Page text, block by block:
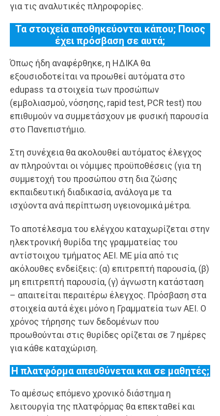
για τις αναλυτικές πληροφορίες.
Τα στοιχεία αποθηκεύονται κάπου; Ποιος
έχει πρόσβαση σε αυτά;
Όπως ήδη αναφέρθηκε, η ΗΔΙΚΑ θα
εξουσιοδοτείται να προωθεί αυτόματα στο
edupass τα στοιχεία των προσώπων
(εμβολιασμού, νόσησης, rapid test, PCR test) που
επιθυμούν να συμμετάσχουν με φυσική παρουσία
στο Πανεπιστήμιο.
Στη συνέχεια θα ακολουθεί αυτόματος έλεγχος
αν πληρούνται οι νόμιμες προϋποθέσεις (για τη
συμμετοχή του προσώπου στη δια ζώσης
εκπαιδευτική διαδικασία, ανάλογα με τα
ισχύοντα ανά περίπτωση υγειονομικά μέτρα.
Το αποτέλεσμα του ελέγχου καταχωρίζεται στην
ηλεκτρονική θυρίδα της γραμματείας του
αντίστοιχου τμήματος ΑΕΙ. ΜΕ μία από τις
ακόλουθες ενδείξεις: (α) επιτρεπτή παρουσία, (β)
μη επιτρεπτή παρουσία, (γ) άγνωστη κατάσταση
– απαιτείται περαιτέρω έλεγχος. Πρόσβαση στα
στοιχεία αυτά έχει μόνο η Γραμματεία των ΑΕΙ. Ο
χρόνος τήρησης των δεδομένων που
προωθούνται στις θυρίδες ορίζεται σε 7 ημέρες
για κάθε καταχώριση.
Η πλατφόρμα απευθύνεται και σε μαθητές;
Το αμέσως επόμενο χρονικό διάστημα η
λειτουργία της πλατφόρμας θα επεκταθεί και